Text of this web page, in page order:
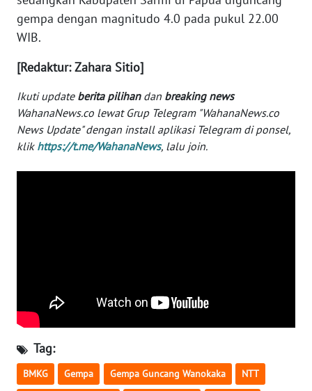
gempa dengan magnitudo 4.0 pada pukul 22.00
WIB.
[Redaktur: Zahara Sitio]
Ikuti update berita pilihandan breaking news
WahanaNews.co lewat Grup Telegram "WahanaNews.co
News Update" dengan install aplikasi Telegram di ponsel,
klik https://t.me/WahanaNews, lalu join.
Tag:
BMKG Gempa Gempa Guncang Wanokaka NTT
WN
JAKARTA
WN
JABAR
WN
BANTEN
PAPUA
BARAT